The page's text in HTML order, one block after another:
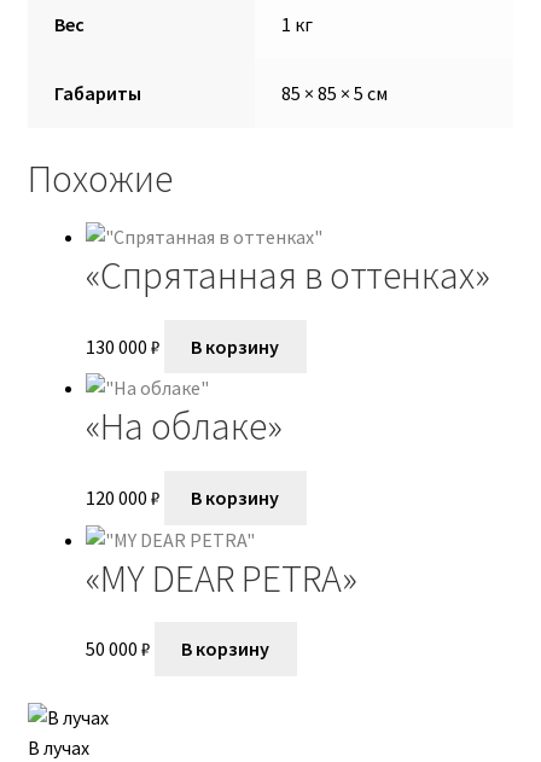
Запылихин Дмитрий
Иукканен Дарья
Кузнецова Марина
Льдин Петр
Марина Алтухова
Мария Евдокимова
Мой аккаунт
Николай Львович
Вес 1 кг
Габариты 85 × 85 × 5 см
Похожие
«Спрятанная в оттенках»
130 000 ₽ В корзину
«На облаке»
120 000 ₽ В корзину
«MY DEAR PETRA»
50 000 ₽ В корзину
В лучах